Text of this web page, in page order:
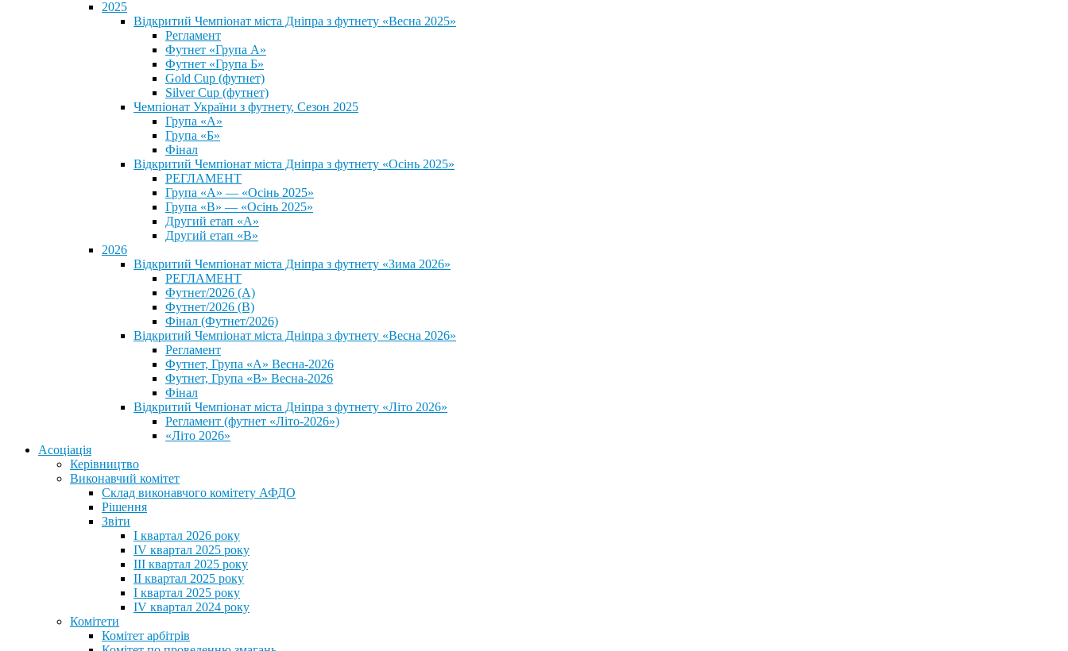
2025
Відкритий Чемпіонат міста Дніпра з футнету «Весна 2025»
Регламент
Футнет «Група А»
Футнет «Група Б»
Gold Cup (футнет)
Silver Cup (футнет)
Чемпіонат України з футнету, Сезон 2025
Група «А»
Група «Б»
Фінал
Відкритий Чемпіонат міста Дніпра з футнету «Осінь 2025»
РЕГЛАМЕНТ
Група «А» — «Осінь 2025»
Група «В» — «Осінь 2025»
Другий етап «А»
Другий етап «В»
2026
Відкритий Чемпіонат міста Дніпра з футнету «Зима 2026»
РЕГЛАМЕНТ
Футнет/2026 (А)
Футнет/2026 (В)
Фінал (Футнет/2026)
Відкритий Чемпіонат міста Дніпра з футнету «Весна 2026»
Регламент
Футнет, Група «А» Весна-2026
Футнет, Група «В» Весна-2026
Фінал
Відкритий Чемпіонат міста Дніпра з футнету «Літо 2026»
Регламент (футнет «Літо-2026»)
«Літо 2026»
Асоціація
Керівництво
Виконавчий комітет
Склад виконавчого комітету АФДО
Рішення
Звіти
I квартал 2026 року
IV квартал 2025 року
III квартал 2025 року
II квартал 2025 року
I квартал 2025 року
IV квартал 2024 року
Комітети
Комітет арбітрів